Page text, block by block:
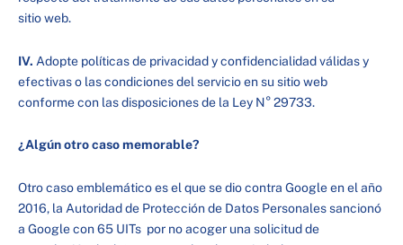
sitio web.
IV. Adopte políticas de privacidad y confidencialidad válidas y
efectivas o las condiciones del servicio en su sitio web
conforme con las disposiciones de la Ley N° 29733.
¿Algún otro caso memorable?
Otro caso emblemático es el que se dio contra Google en el año
2016, la Autoridad de Protección de Datos Personales sancionó
a Google con 65 UITs por no acoger una solicitud de